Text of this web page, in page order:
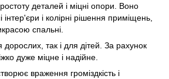
деталей і міцні опори. Воно
інтер'єри і колірні рішення приміщень,
спальні.
дорослих, так і для дітей. За рахунок
дуже міцне і надійне.
враження громіздкість і